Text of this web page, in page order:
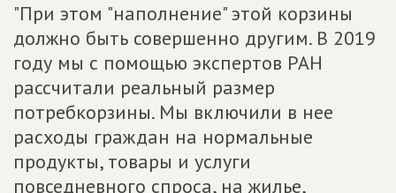
"При этом "наполнение" этой корзины
должно быть совершенно другим. В 2019
году мы с помощью экспертов РАН
рассчитали реальный размер
потребкорзины. Мы включили в нее
расходы граждан на нормальные
продукты, товары и услуги
повседневного спроса, на жилье,